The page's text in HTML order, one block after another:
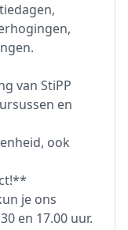
van StiPP
en
ook
je ons
en 17.00 uur.